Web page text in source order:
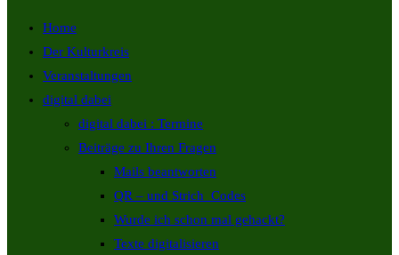
Home
Der Kulturkreis
Veranstaltungen
digital dabei
digital dabei : Termine
Beiträge zu Ihren Fragen
Mails beantworten
QR – und Strich_Codes
Wurde ich schon mal gehackt?
Texte digitalisieren